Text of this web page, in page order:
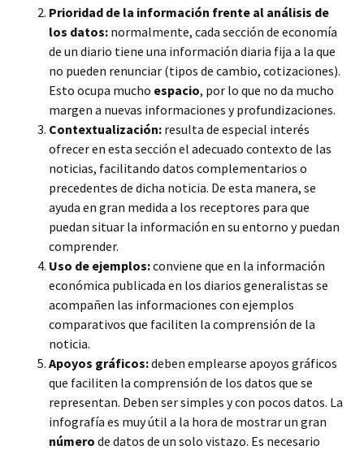
Prioridad de la información frente al análisis de
los datos: normalmente, cada sección de economía
de un diario tiene una información diaria fija a la que
no pueden renunciar (tipos de cambio, cotizaciones).
Esto ocupa mucho espacio, por lo que no da mucho
margen a nuevas informaciones y profundizaciones.
Contextualización: resulta de especial interés
ofrecer en esta sección el adecuado contexto de las
noticias, facilitando datos complementarios o
precedentes de dicha noticia. De esta manera, se
ayuda en gran medida a los receptores para que
puedan situar la información en su entorno y puedan
comprender.
Uso de ejemplos:conviene que en la información
económica publicada en los diarios generalistas se
acompañen las informaciones con ejemplos
comparativos que faciliten la comprensión de la
noticia.
Apoyos gráficos:deben emplearse apoyos gráficos
que faciliten la comprensión de los datos que se
representan. Deben ser simples y con pocos datos. La
infografía es muy útil a la hora de mostrar un gran
número de datos de un solo vistazo. Es necesario